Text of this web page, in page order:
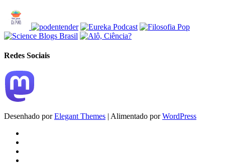
Redes Sociais
Desenhado porElegant Themes | Alimentado porWordPress